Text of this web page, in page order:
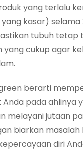
yang terlalu
kasar)
tubuh tetap
yang cukup agar
berarti
pada ahlinya
melayani jutaan
biarkan masalah
diri